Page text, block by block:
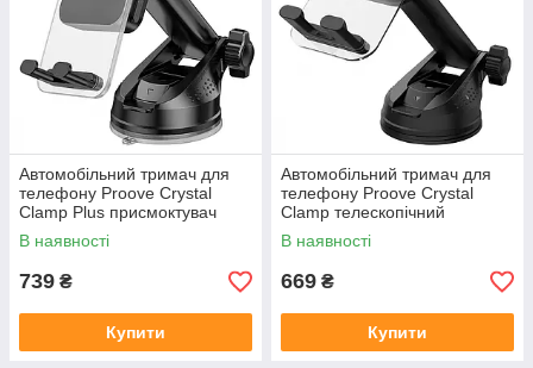
Автомобільний тримач для
телефону Proove Crystal
Clamp Plus присмоктувач
чорний
В наявності
739 ₴
Купити
Автомобільний тримач для
телефону Proove Crystal
Clamp телескопічний
присмоктувач чорний
В наявності
669 ₴
Купити